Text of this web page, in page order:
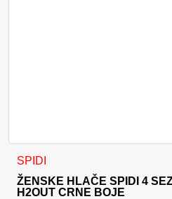
SPIDI
ŽENSKE HLAČE SPIDI 4
H2OUT CRNE BOJE
Ovaj proizvod ima više